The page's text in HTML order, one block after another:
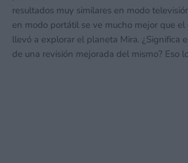
resultados muy similares en modo
en modo portátil se ve mucho mejor que el
llevó a explorar el planeta Mira. ¿Significa
de una revisión mejorada del mismo? Eso